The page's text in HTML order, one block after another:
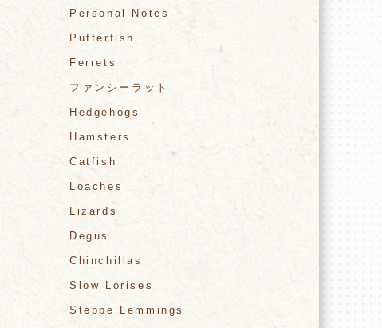
Personal Notes
Pufferfish
Ferrets
ファンシーラット
Hedgehogs
Hamsters
Catfish
Loaches
Lizards
Degus
Chinchillas
Slow Lorises
Steppe Lemmings